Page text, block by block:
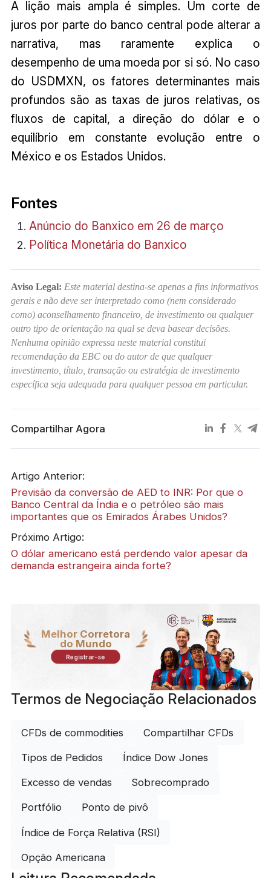
A lição mais ampla é simples. Um corte de
juros por parte do banco central pode alterar a
narrativa, mas raramente explica o
desempenho de uma moeda por si só. No caso
do USDMXN, os fatores determinantes mais
profundos são as taxas de juros relativas, os
fluxos de capital, a direção do dólar e o
equilíbrio em constante evolução entre o
México e os Estados Unidos.
Fontes
Anúncio do Banxico em 26 de março
Política Monetária do Banxico
Aviso Legal: Este material destina-se apenas a fins informativos
gerais e não deve ser interpretado como (nem considerado
como) aconselhamento financeiro, de investimento ou qualquer
outro tipo de orientação na qual se deva basear decisões.
Nenhuma opinião expressa neste material constitui
recomendação da EBC ou do autor de que qualquer
investimento, título, transação ou estratégia de investimento
específica seja adequada para qualquer pessoa em particular.
Compartilhar Agora
Artigo Anterior:
Previsão da conversão de AED to INR: Por que o
Banco Central da Índia e o petróleo são mais
importantes que os Emirados Árabes Unidos?
Próximo Artigo:
O dólar americano está perdendo valor apesar da
demanda estrangeira ainda forte?
Melhor Corretora
do Mundo
Registrar-se
Termos de Negociação Relacionados
CFDs de commodities Compartilhar CFDs
Tipos de Pedidos Índice Dow Jones
Excesso de vendas Sobrecomprado
Portfólio Ponto de pivô
Índice de Força Relativa (RSI)
Opção Americana